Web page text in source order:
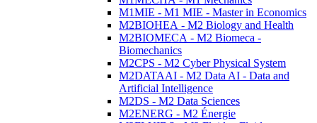
M1MIE - M1 MIE - Master in Economics
M2BIOHEA - M2 Biology and Health
M2BIOMECA - M2 Biomeca -
Biomechanics
M2CPS - M2 Cyber Physical System
M2DATAAI - M2 Data AI - Data and
Artificial Intelligence
M2DS - M2 Data Sciences
M2ENERG - M2 Énergie